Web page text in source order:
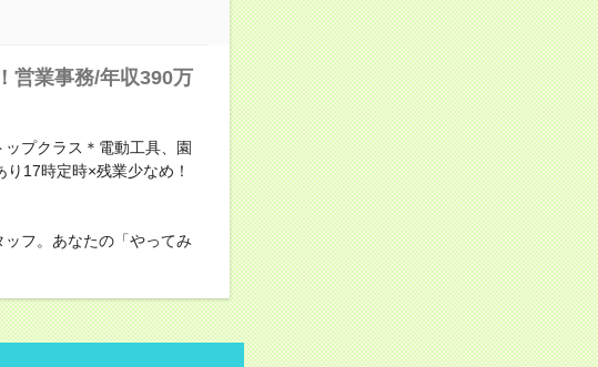
営業事務/年収390万
プクラス＊電動工具、園
17時定時×残業少なめ！
フ。あなたの「やってみ